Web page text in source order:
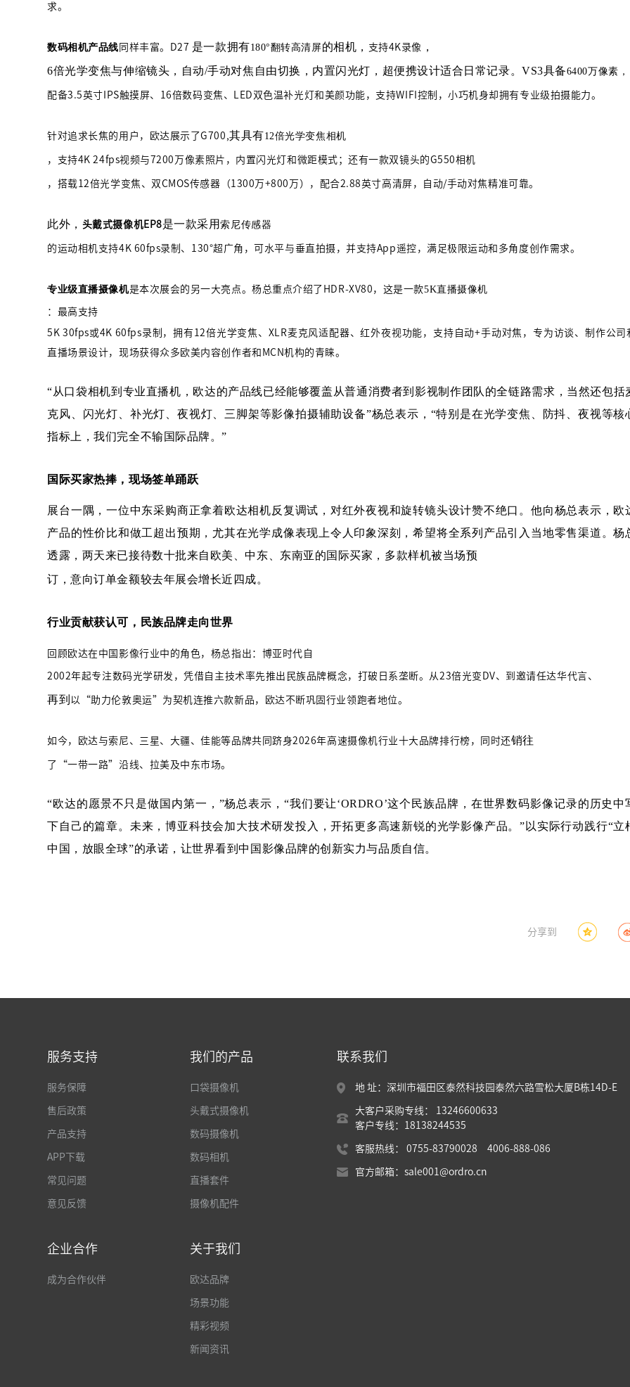
求。
数码相机产品线 同样丰富。 D27 是一款拥有180°翻转高清屏的相机 ， 支持4K录像
，
6倍光学变焦与伸缩镜头，自动/手动对焦自由切换，内置闪光灯，超便携设计适合日常记录。VS3具备6400万像素 ，
配备3.5英寸IPS触摸屏、16倍数码变焦、LED双色温补光灯和美颜功能，支持WIFI控制，小巧机身却拥有专业级拍摄能力。
针对追求长焦的用户，欧达展示了G700,其具有12倍光学变焦相机
，支持4K 24fps视频与7200万像素照片，内置闪光灯和微距模式；还有一款双镜头的G550相机
，搭载12倍光学变焦、双CMOS传感器（1300万+800万），配合2.88英寸高清屏，自动/手动对焦精准可靠。
此外， 头戴式摄像机 EP8是一款采用索尼传感器
的运动相机支持4K 60fps录制、130°超广角，可水平与垂直拍摄，并支持App遥控，满足极限运动和多角度创作需求。
专业级直播摄像机是本次展会的另一大亮点。杨总重点介绍了 HDR-XV80，这是一款5K直播摄像机
：最高支持
5K 30fps或4K 60fps录制，拥有12倍光学变焦、XLR麦克风适配器、红外夜视功能，支持自动+手动对焦，专为访谈、制作公司
直播场景设计，现场获得众多欧美内容创作者和MCN机构的青睐。
“从口袋相机到专业直播机，欧达的产品线已经能够覆盖从普通消费者到影视制作团队的全链路需求，当然还包括
克风、闪光灯、补光灯、夜视灯、三脚架等影像拍摄辅助设备”杨总表示，“特别是在光学变焦、防抖、夜视等核
指标上，我们完全不输国际品牌。”
国际买家热捧，现场签单踊跃
展台一隅，一位中东采购商正拿着欧达相机反复调试，对红外夜视和旋转镜头设计赞不绝口。他向杨总表示，欧
产品的性价比和做工超出预期，尤其在光学成像表现上令人印象深刻，希望将全系列产品引入当地零售渠道。杨
透露，两天来已接待数十批来自欧美、中东、东南亚的国际买家，多款样机被当场预
订 ，意向订单金额较去年展会增长近四成。
行业贡献获认可，民族品牌走向世界
回顾欧达在中国影像行业中的角色，杨总指出：博亚时代自
2002年起专注数码光学研发，凭借自主技术率先推出民族品牌概念，打破日系垄断。从23倍光变DV、到邀请任达华代言、
再到 以 “助力伦敦奥运”为契机连推六款新品，欧达不断巩固行业领跑者地位。
如今，欧达与索尼、三星、大疆、佳能等品牌共同跻身2026年高速摄像机行业十大品牌排行榜，同时还销往
了 “一带一路”沿线、拉美及中东市场。
“欧达的愿景不只是做国内第一，”杨总表示，“我们要让‘ORDRO’这个民族品牌，在世界数码影像记录的历史中
下自己的篇章。未来，博亚科技会加大技术研发投入，开拓更多高速新锐的光学影像产品。”以实际行动践行“立
中国，放眼全球”的承诺，让世界看到中国影像品牌的创新实力与品质自信。
分享到
服务支持
服务保障
售后政策
产品支持
APP下载
常见问题
意见反馈
企业合作
成为合作伙伴
我们的产品
口袋摄像机
头戴式摄像机
数码摄像机
数码相机
直播套件
摄像机配件
关于我们
欧达品牌
场景功能
精彩视频
新闻资讯
联系我们
地 址：深圳市福田区泰然科技园泰然六路雪松大厦B栋14D-E
大客户采购专线： 13246600633
客户专线：18138244535
客服热线： 0755-83790028 4006-888-086
官方邮箱：sale001@ordro.cn